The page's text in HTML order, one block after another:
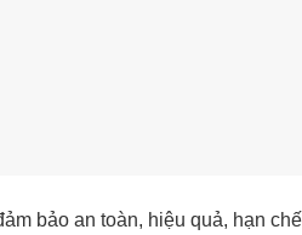
bảo an toàn, hiệu quả, hạn